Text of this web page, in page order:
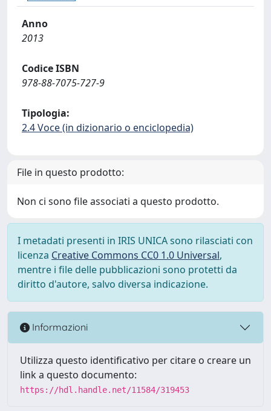
Anno
2013
Codice ISBN
978-88-7075-727-9
Tipologia:
2.4 Voce (in dizionario o enciclopedia)
File in questo prodotto:
Non ci sono file associati a questo prodotto.
I metadati presenti in IRIS UNICA sono rilasciati con
licenza Creative Commons CC0 1.0 Universal,
mentre i file delle pubblicazioni sono protetti da
diritto d'autore, salvo diversa indicazione.
Informazioni
Utilizza questo identificativo per citare o creare un
link a questo documento:
https://hdl.handle.net/11584/319453